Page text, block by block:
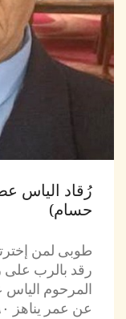
رُقاد الياس
حسام)
طوبى لمن
رقد بالرب على
المرحوم الياس
عن عمر يناهز ٩۰ عاماً